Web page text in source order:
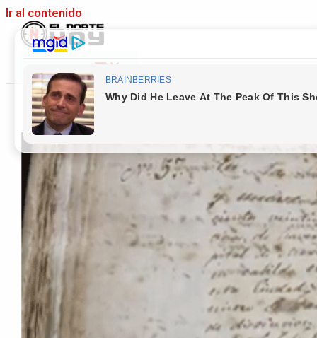
Ir al contenido
Main Menu